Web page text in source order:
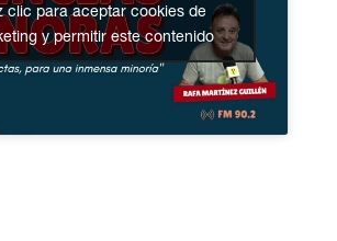
clic para aceptar cookies de
y permitir este contenido